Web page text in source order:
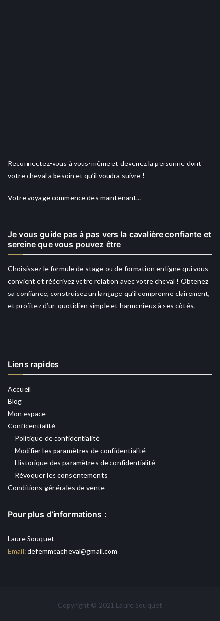
Reconnectez-vous à vous-même et devenez la personne dont
votre cheval a besoin et qu’il voudra suivre !
Votre voyage commence dès maintenant…
Je vous guide pas à pas vers la cavalière confiante et
sereine que vous pouvez être
Choisissez le formule de stage ou de formation en ligne qui vous
convient et réécrivez votre relation avec votre cheval ! Obtenez
sa confiance, construisez un langage qu’il comprenne clairement,
et profitez d’un quotidien simple et harmonieux à ses côtés.
Liens rapides
Accueil
Blog
Mon espace
Confidentialité
Politique de confidentialité
Modifier les paramètres de confidentialité
Historique des paramètres de confidentialité
Révoquer les consentements
Conditions générales de vente
Pour plus d’informations :
Laure Souquet
Email: defemmeacheval@gmail.com
Copyright © 2021 Laure Souquet